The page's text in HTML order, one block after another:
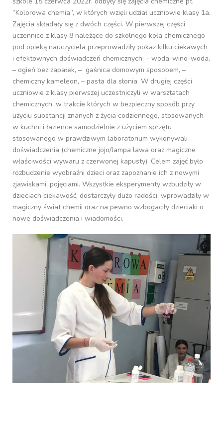
”Kolorowa chemia”, w których wzięli udział uczniowie klasy 1a.
Zajęcia składały się z dwóch części. W pierwszej części
uczennice z klasy 8 należące do szkolnego koła chemicznego
pod opieką nauczyciela przeprowadziły pokaz kilku ciekawych
i efektownych doświadczeń chemicznych: – woda-wino-woda,
– ogień bez zapałek, – gaśnica domowym sposobem, –
chemiczny kameleon, – pasta dla słonia. W drugiej części
uczniowie z klasy pierwszej uczestniczyli w warsztatach
chemicznych, w trakcie których w bezpieczny sposób przy
użyciu substancji znanych z życia codziennego, stosowanych
w kuchni i łazience samodzielnie z użyciem sprzętu
stosowanego w prawdziwym laboratorium wykonywali
doświadczenia (chemiczne jojo/lampa lawa oraz magiczne
właściwości wywaru z czerwonej kapusty). Celem zajęć było
rozbudzenie wyobraźni dzieci oraz zapoznanie ich z nowymi
zjawiskami, pojęciami. Wszystkie eksperymenty wzbudziły w
dzieciach ciekawość, dostarczyły dużo radości, wprowadziły w
magiczny świat chemii oraz na pewno wzbogaciły dzieciaki o
nowe doświadczenia i wiadomości.